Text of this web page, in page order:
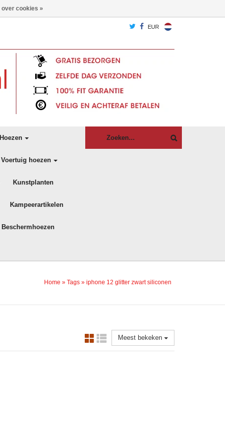
EUR
Voertuig hoezen
Kunstplanten
Kampeerartikelen
Home » Tags » iphone 12 glitter zwart siliconen
Meest bekeken
over cookies »